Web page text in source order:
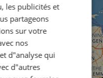
les publicités et
partageons
sur votre
nos
d"analyse qui
d"autres